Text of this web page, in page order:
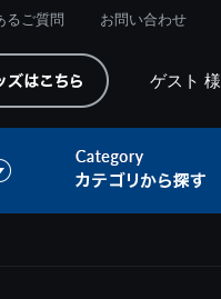
るご質問 お問い合わせ
ゲスト 様